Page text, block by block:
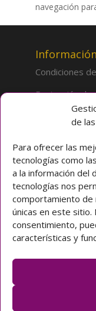
de
Para ofrecer las
tecnologías como
a la información del
tecnologías nos
comportamiento de
únicas en este
consentimiento,
características y
navegación
Información
Condiciones
Protección de
Sobre la
Inicio
Mi cuenta
Preguntas
Colegio
Avda. Padre
Teléfono:
Email: